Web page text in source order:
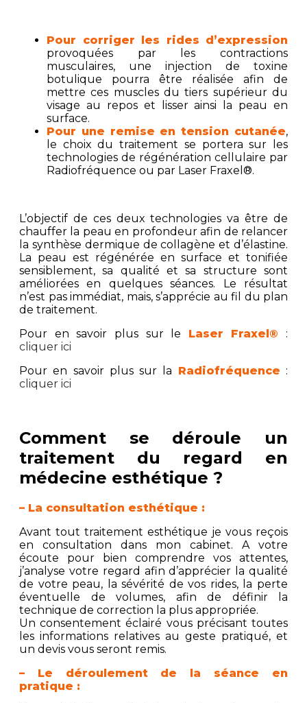
Pour corriger les rides d’expression
provoquées par les contractions
musculaires, une injection de toxine
botulique pourra être réalisée afin de
mettre ces muscles du tiers supérieur du
visage au repos et lisser ainsi la peau en
surface.
Pour une remise en tension cutanée,
le choix du traitement se portera sur les
technologies de régénération cellulaire par
Radiofréquence ou par Laser Fraxel®.
L’objectif de ces deux technologies va être de
chauffer la peau en profondeur afin de relancer
la synthèse dermique de collagène et d’élastine.
La peau est régénérée en surface et tonifiée
sensiblement, sa qualité et sa structure sont
améliorées en quelques séances. Le résultat
n’est pas immédiat, mais, s’apprécie au fil du plan
de traitement.
Pour en savoir plus sur le Laser Fraxel® :
cliquer ici
Pour en savoir plus sur la Radiofréquence :
cliquer ici
Comment se déroule un
traitement du regard en
médecine esthétique ?
– La consultation esthétique :
Avant tout traitement esthétique je vous reçois
en consultation dans mon cabinet. A votre
écoute pour bien comprendre vos attentes,
j’analyse votre regard afin d’apprécier la qualité
de votre peau, la sévérité de vos rides, la perte
éventuelle de volumes, afin de définir la
technique de correction la plus appropriée.
Un consentement éclairé vous précisant toutes
les informations relatives au geste pratiqué, et
un devis vous seront remis.
– Le déroulement de la séance en
pratique :